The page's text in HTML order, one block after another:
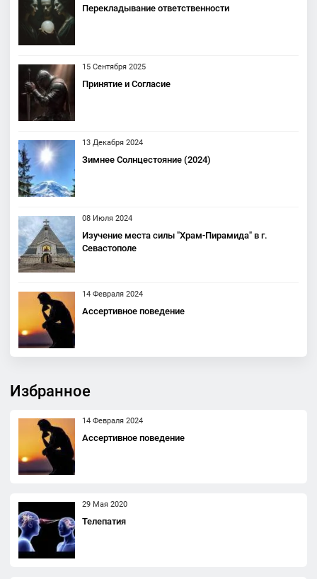
Перекладывание ответственности
15 Сентября 2025
Принятие и Согласие
13 Декабря 2024
Зимнее Солнцестояние (2024)
08 Июля 2024
Изучение места силы "Храм-Пирамида" в г.
Севастополе
14 Февраля 2024
Ассертивное поведение
Избранное
14 Февраля 2024
Ассертивное поведение
29 Мая 2020
Телепатия